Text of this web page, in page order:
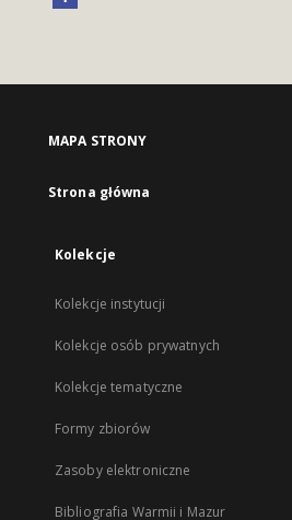
MAPA STRONY
Strona główna
Kolekcje
Kolekcje instytucji
Kolekcje osób prywatnych
Kolekcje tematyczne
Formy zbiorów
Zasoby elektroniczne
Bibliografia Warmii i Mazur